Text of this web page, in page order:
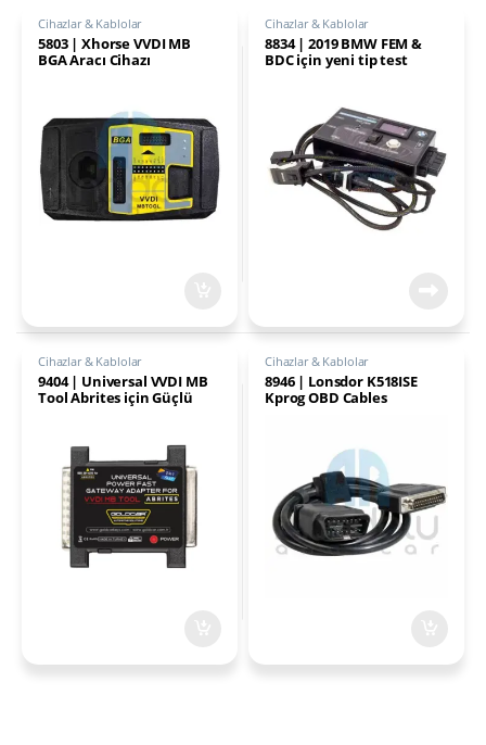
Cihazlar & Kablolar
5803 | Xhorse VVDI MB
BGA Aracı Cihazı
Cihazlar & Kablolar
8834 | 2019 BMW FEM &
BDC için yeni tip test
Cihazlar & Kablolar
9404 | Universal VVDI MB
Tool Abrites için Güçlü
Cihazlar & Kablolar
8946 | Lonsdor K518ISE
Kprog OBD Cables